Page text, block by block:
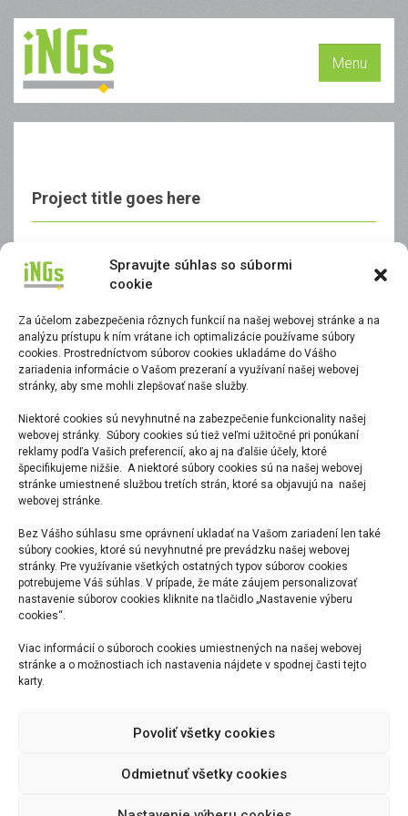
Spravujte súhlas so súbormi
cookie
Za účelom zabezpečenia rôznych funkcií na našej webovej stránke a na
analýzu prístupu k ním vrátane ich optimalizácie používame súbory
cookies. Prostredníctvom súborov cookies ukladáme do Vášho
zariadenia informácie o Vašom prezeraní a využívaní našej webovej
stránky, aby sme mohli zlepšovať naše služby.
Niektoré cookies sú nevyhnutné na zabezpečenie funkcionality našej
webovej stránky. Súbory cookies sú tiež veľmi užitočné pri ponúkaní
reklamy podľa Vašich preferencií, ako aj na ďalšie účely, ktoré
špecifikujeme nižšie. A niektoré súbory cookies sú na našej webovej
stránke umiestnené službou tretích strán, ktoré sa objavujú na našej
webovej stránke.
Bez Vášho súhlasu sme oprávnení ukladať na Vašom zariadení len také
súbory cookies, ktoré sú nevyhnutné pre prevádzku našej webovej
stránky. Pre využívanie všetkých ostatných typov súborov cookies
potrebujeme Váš súhlas. V prípade, že máte záujem personalizovať
nastavenie súborov cookies kliknite na tlačidlo „Nastavenie výberu
cookies“.
Viac informácií o súboroch cookies umiestnených na našej webovej
stránke a o možnostiach ich nastavenia nájdete v spodnej časti tejto
karty.
Povoliť všetky cookies
Odmietnuť všetky cookies
Menu
Project title goes here
This is Photoshop’s version of Lorem Ipsum. Proin
gravida nibh vel velit auctor aliquet. Aenean
sollicitudin, lorem quis bibendum auctor, nisi elit
consequat ipsum, nec sagittis sem nibh id elit. Duis
sed odio sit amet nibh vulputate cursus a sit amet
Nam nec tellus a odio tincidunt auctor a ornare odio.
Sed non mauris vitae erat consequat auctor eu in elit.
Class aptent taciti sociosqu ad litora torquent per
erat justo. Nullam ac urna eu felis dapibus
condimentum sit amet a augue. Sed non neque elit.
Sed ut imperdiet nisi. Proin condimentum fermentum
mauris egestas quam, ut aliquam massa nisl quis